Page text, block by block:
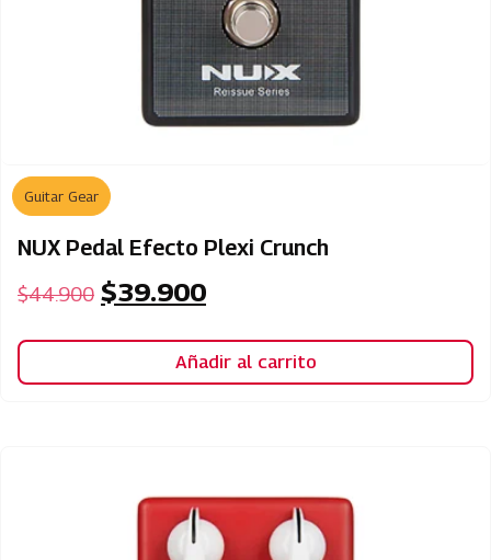
Guitar Gear
NUX Pedal Efecto Plexi Crunch
$44.900 $39.900
Añadir al carrito